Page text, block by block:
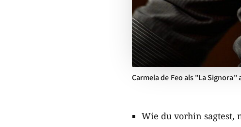
Carmela de Feo als "La
Wie du vorhin sagtest,